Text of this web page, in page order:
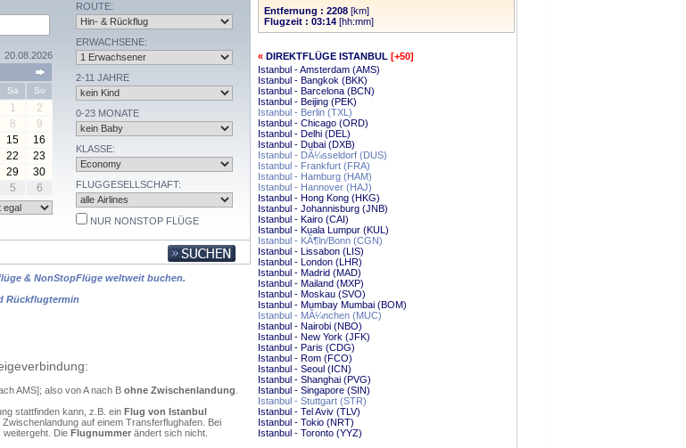
20.08.2026
Sa So
1
2
8
9
15
16
22
23
29
30
5 6
ROUTE:
ERWACHSENE:
2-11 JAHRE
0-23 MONATE
KLASSE:
FLUGGESELLSCHAFT:
NUR NONSTOP FLÜGE
& NonStopFlüge weltweit buchen.
Rückflugtermin
AMS]; also von A nach B ohne Zwischenlandung
stattfinden kann, z.B. ein Flug von Istanbul
Zwischenlandung auf einem Transferflughafen. Bei
weitergeht. Die Flugnummer ändert sich nicht.
Entfernung : 2208 [km]
Flugzeit : 03:14 [hh:mm]
« DIREKTFLÜGE ISTANBUL [+50]
Istanbul - Amsterdam (AMS)
Istanbul - Bangkok (BKK)
Istanbul - Barcelona (BCN)
Istanbul - Beijing (PEK)
Istanbul - Berlin (TXL)
Istanbul - Chicago (ORD)
Istanbul - Delhi (DEL)
Istanbul - Dubai (DXB)
Istanbul - DÃ¼sseldorf (DUS)
Istanbul - Frankfurt (FRA)
Istanbul - Hamburg (HAM)
Istanbul - Hannover (HAJ)
Istanbul - Hong Kong (HKG)
Istanbul - Johannisburg (JNB)
Istanbul - Kairo (CAI)
Istanbul - Kuala Lumpur (KUL)
Istanbul - KÃ¶ln/Bonn (CGN)
Istanbul - Lissabon (LIS)
Istanbul - London (LHR)
Istanbul - Madrid (MAD)
Istanbul - Mailand (MXP)
Istanbul - Moskau (SVO)
Istanbul - Mumbay Mumbai (BOM)
Istanbul - MÃ¼nchen (MUC)
Istanbul - Nairobi (NBO)
Istanbul - New York (JFK)
Istanbul - Paris (CDG)
Istanbul - Rom (FCO)
Istanbul - Seoul (ICN)
Istanbul - Shanghai (PVG)
Istanbul - Singapore (SIN)
Istanbul - Stuttgart (STR)
Istanbul - Tel Aviv (TLV)
Istanbul - Tokio (NRT)
Istanbul - Toronto (YYZ)